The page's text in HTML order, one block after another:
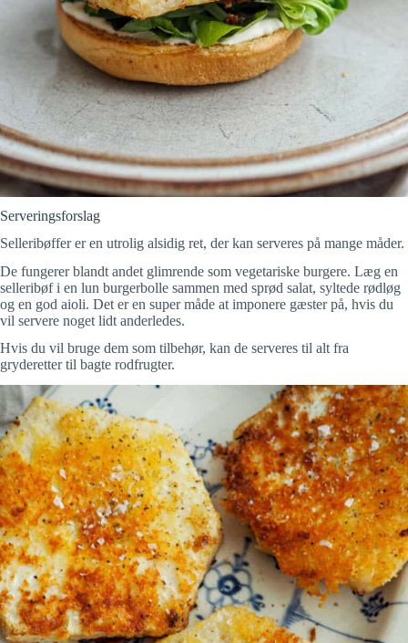
Serveringsforslag
Selleribøffer er en utrolig alsidig ret, der kan serveres på mange måder.
De fungerer blandt andet glimrende som vegetariske burgere. Læg en
selleribøf i en lun burgerbolle sammen med sprød salat, syltede rødløg
og en god aioli. Det er en super måde at imponere gæster på, hvis du
vil servere noget lidt anderledes.
Hvis du vil bruge dem som tilbehør, kan de serveres til alt fra
gryderetter til bagte rodfrugter.